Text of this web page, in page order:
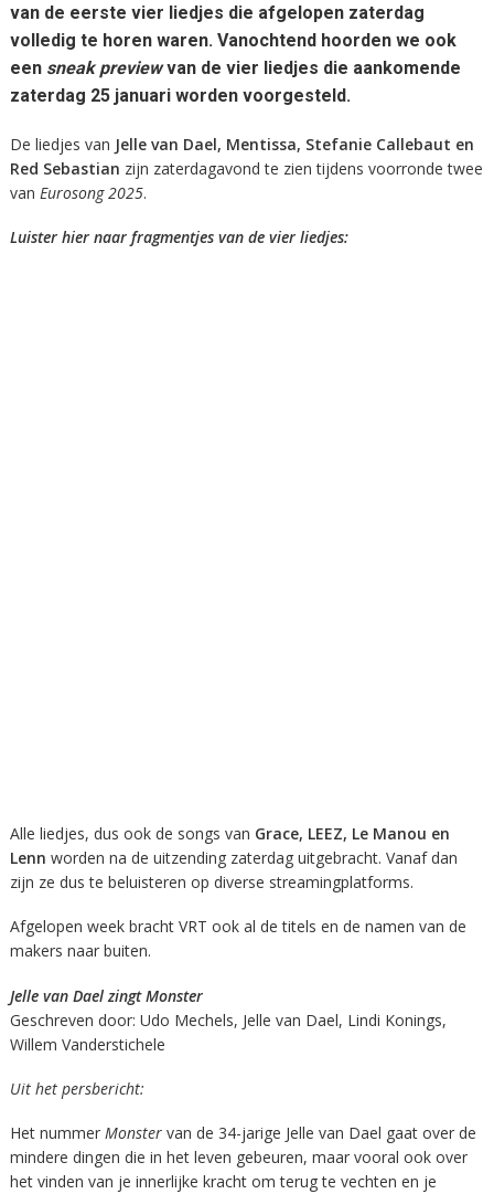
van de eerste vier liedjes die afgelopen zaterdag
volledig te horen waren. Vanochtend hoorden we ook
een sneak previewvan de vier liedjes die aankomende
zaterdag 25 januari worden voorgesteld.
De liedjes van Jelle van Dael, Mentissa, Stefanie Callebaut en
Red Sebastian zijn zaterdagavond te zien tijdens voorronde twee
van Eurosong 2025.
Luister hier naar fragmentjes van de vier liedjes:
Alle liedjes, dus ook de songs van Grace, LEEZ, Le Manou en
Lenn worden na de uitzending zaterdag uitgebracht. Vanaf dan
zijn ze dus te beluisteren op diverse streamingplatforms.
Afgelopen week bracht VRT ook al de titels en de namen van de
makers naar buiten.
Jelle van Dael zingt Monster
Geschreven door: Udo Mechels, Jelle van Dael, Lindi Konings,
Willem Vanderstichele
Uit het persbericht:
Het nummer Monstervan de 34-jarige Jelle van Dael gaat over de
mindere dingen die in het leven gebeuren, maar vooral ook over
het vinden van je innerlijke kracht om terug te vechten en je